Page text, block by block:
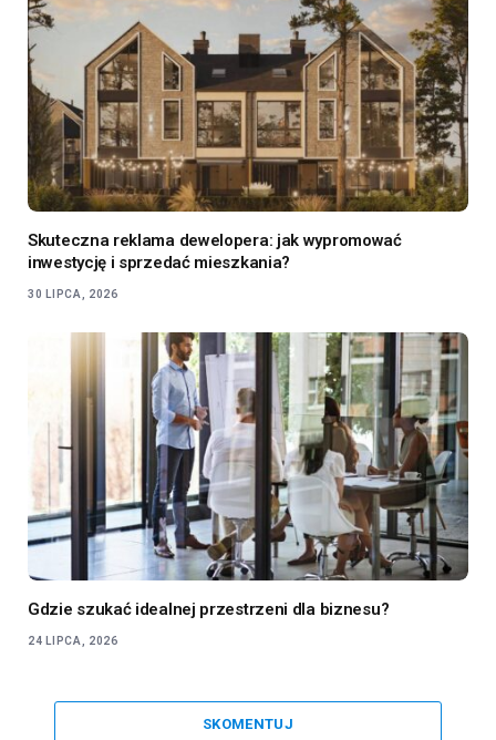
Skuteczna reklama dewelopera: jak wypromować
inwestycję i sprzedać mieszkania?
30 LIPCA, 2026
Gdzie szukać idealnej przestrzeni dla biznesu?
24 LIPCA, 2026
SKOMENTUJ